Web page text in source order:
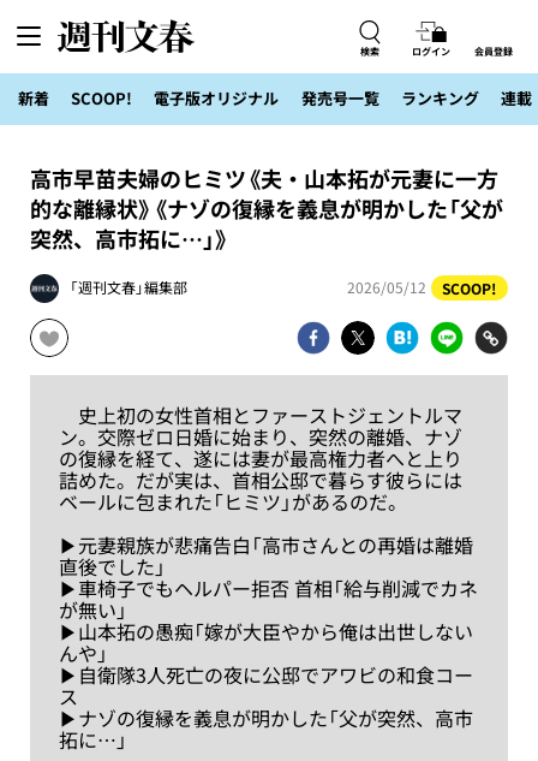
検索 ログイン 会員登録
新着 SCOOP! 電子版オリジナル 発売号一覧 ランキング 連載
高市早苗夫婦のヒミツ《夫・山本拓が元妻に一方
的な離縁状》《ナゾの復縁を義息が明かした「父が
突然、高市拓に…」》
「週刊文春」編集部 2026/05/12 SCOOP!
史上初の女性首相とファーストジェントルマ
ン。交際ゼロ日婚に始まり、突然の離婚、ナゾ
の復縁を経て、遂には妻が最高権力者へと上り
詰めた。だが実は、首相公邸で暮らす彼らには
ベールに包まれた「ヒミツ」があるのだ。
▶元妻親族が悲痛告白「高市さんとの再婚は離婚
直後でした」
▶車椅子でもヘルパー拒否 首相「給与削減でカネ
が無い」
▶山本拓の愚痴「嫁が大臣やから俺は出世しない
んや」
▶自衛隊3人死亡の夜に公邸でアワビの和食コー
ス
▶ナゾの復縁を義息が明かした「父が突然、高市
拓に…」